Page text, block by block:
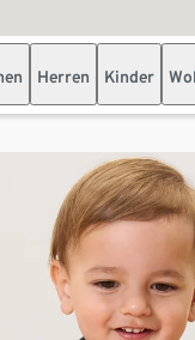
Herren Kinder